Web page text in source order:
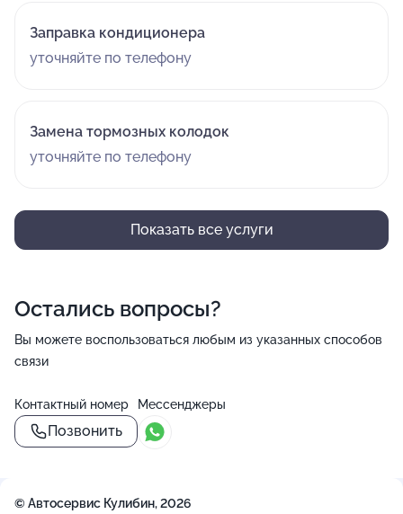
Заправка кондиционера
уточняйте по телефону
Замена тормозных колодок
уточняйте по телефону
Показать все услуги
Остались вопросы?
Вы можете воспользоваться любым из указанных способов
связи
Контактный номер
Позвонить
Мессенджеры
© Автосервис Кулибин, 2026